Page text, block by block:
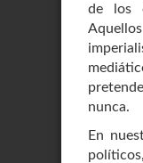
de los
nunca.
En